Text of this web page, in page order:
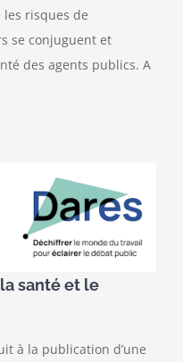
risques de
se conjuguent et
des agents publics. A
santé et le
à la publication d’une